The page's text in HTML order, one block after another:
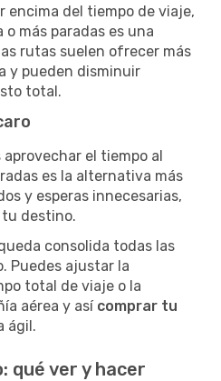
encima del tiempo de viaje,
más paradas es una
rutas suelen ofrecer más
y pueden disminuir
total.
el tiempo al
es la alternativa más
y esperas innecesarias,
destino.
consolida todas las
Puedes ajustar la
total de viaje o la
aérea y así comprar tu
ágil.
qué ver y hacer